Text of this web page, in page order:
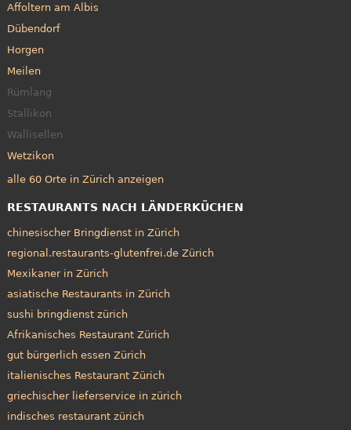
Affoltern am Albis
Dübendorf
Horgen
Meilen
Rümlang
Stallikon
Wallisellen
Wetzikon
alle 60 Orte in Zürich anzeigen
RESTAURANTS NACH LÄNDERKÜCHEN
chinesischer Bringdienst in Zürich
regional.restaurants-glutenfrei.de Zürich
Mexikaner in Zürich
asiatische Restaurants in Zürich
sushi bringdienst zürich
Afrikanisches Restaurant Zürich
gut bürgerlich essen Zürich
italienisches Restaurant Zürich
griechischer lieferservice in zürich
indisches restaurant zürich